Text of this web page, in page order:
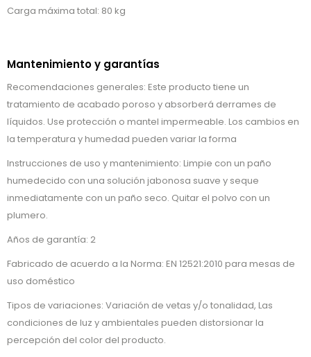
Carga máxima total: 80 kg
Mantenimiento y garantías
Recomendaciones generales: Este producto tiene un
tratamiento de acabado poroso y absorberá derrames de
líquidos. Use protección o mantel impermeable. Los cambios en
la temperatura y humedad pueden variar la forma
Instrucciones de uso y mantenimiento: Limpie con un paño
humedecido con una solución jabonosa suave y seque
inmediatamente con un paño seco. Quitar el polvo con un
plumero.
Años de garantía: 2
Fabricado de acuerdo a la Norma: EN 12521:2010 para mesas de
uso doméstico
Tipos de variaciones: Variación de vetas y/o tonalidad, Las
condiciones de luz y ambientales pueden distorsionar la
percepción del color del producto.